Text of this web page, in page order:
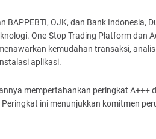
OJK, dan Bank Indonesia,
One-Stop Trading Platform dan
kemudahan transaksi,
aplikasi.
mempertahankan peringkat A+++
ini menunjukkan komitmen